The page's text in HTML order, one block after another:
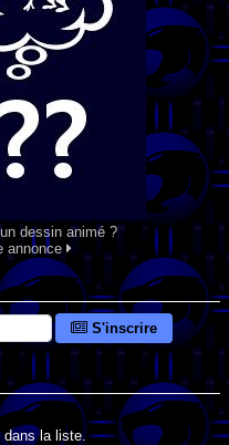
dessin animé ?
annonce
S'inscrire
dans la liste.